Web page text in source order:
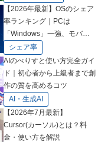
【2026年最新】OSのシェア
率ランキング｜PCは
「Windows」一強、モバイ
ルは「Android」が肉薄に
シェア率
AIのべりすと使い方完全ガイ
ド｜初心者から上級者まで創
作の質を高めるコツ
AI・生成AI
【2026年7月最新】
Cursor(カーソル)とは？料
金・使い方を解説